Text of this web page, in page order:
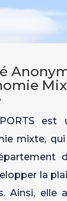
est
mixte,
la
. Ainsi, elle